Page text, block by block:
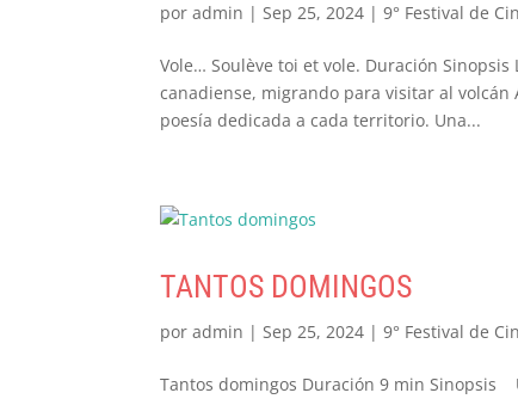
poradmin |Sep 25, 2024 |9° Festival de
Vole… Soulève toi et vole. Duración
canadiense, migrando para visitar al volcán
poesía dedicada a cada territorio. Una...
TANTOS DOMINGOS
poradmin |Sep 25, 2024 |9° Festival de
Tantos domingos Duración 9 min Sinopsis